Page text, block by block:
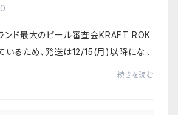
ンド最大のビール審査会KRAFT ROK
いるため、発送は12/15(月)以降になる
続きを読む